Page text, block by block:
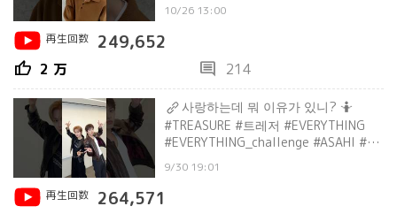
10/26 13:00
再生回数
249,652
thumb_up 2 万 comment 214
사랑하는데 뭐 이유가 있니? 🤷
#TREASURE #트레저 #EVERYTHING
#EVERYTHING_challenge #ASAHI #아
9/30 19:01
再生回数
264,571